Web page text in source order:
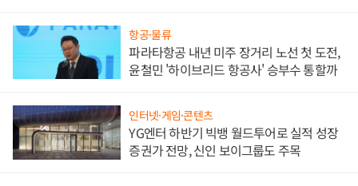
항공·물류
파라타항공 내년 미주 장거리 노선 첫 도전,
윤철민 '하이브리드 항공사' 승부수 통할까
인터넷·게임·콘텐츠
YG엔터 하반기 빅뱅 월드투어로 실적 성장
증권가 전망, 신인 보이그룹도 주목